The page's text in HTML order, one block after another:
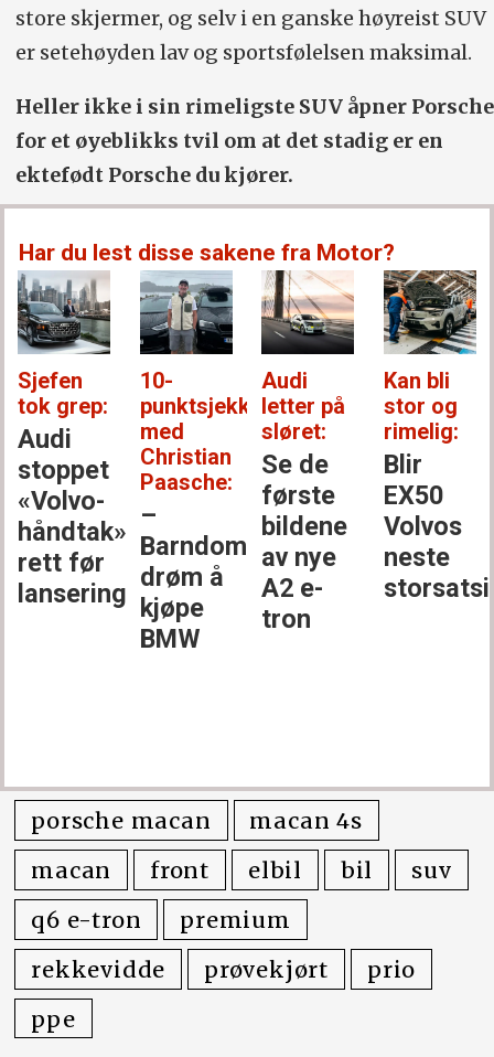
store skjermer, og selv i en ganske høyreist SUV
er setehøyden lav og sportsfølelsen maksimal.
Heller ikke i sin rimeligste SUV åpner Porsche
for et øyeblikks tvil om at det stadig er en
ektefødt Porsche du kjører.
Har du lest disse sakene fra Motor?
Sjefen
tok grep:
Audi
stoppet
«Volvo-
håndtak»
rett før
lansering
10-
punktsjekken
med
Christian
Paasche:
–
Barndoms­
drøm å
kjøpe
BMW
Audi
letter på
sløret:
Se de
første
bildene
av nye
A2 e-
tron
Kan bli
stor og
rimelig:
Blir
EX50
Volvos
neste
porsche macan
macan 4s
macan
front elbil bil
suv
q6 e-tron
premium
rekkevidde
prøvekjørt
prio
ppe